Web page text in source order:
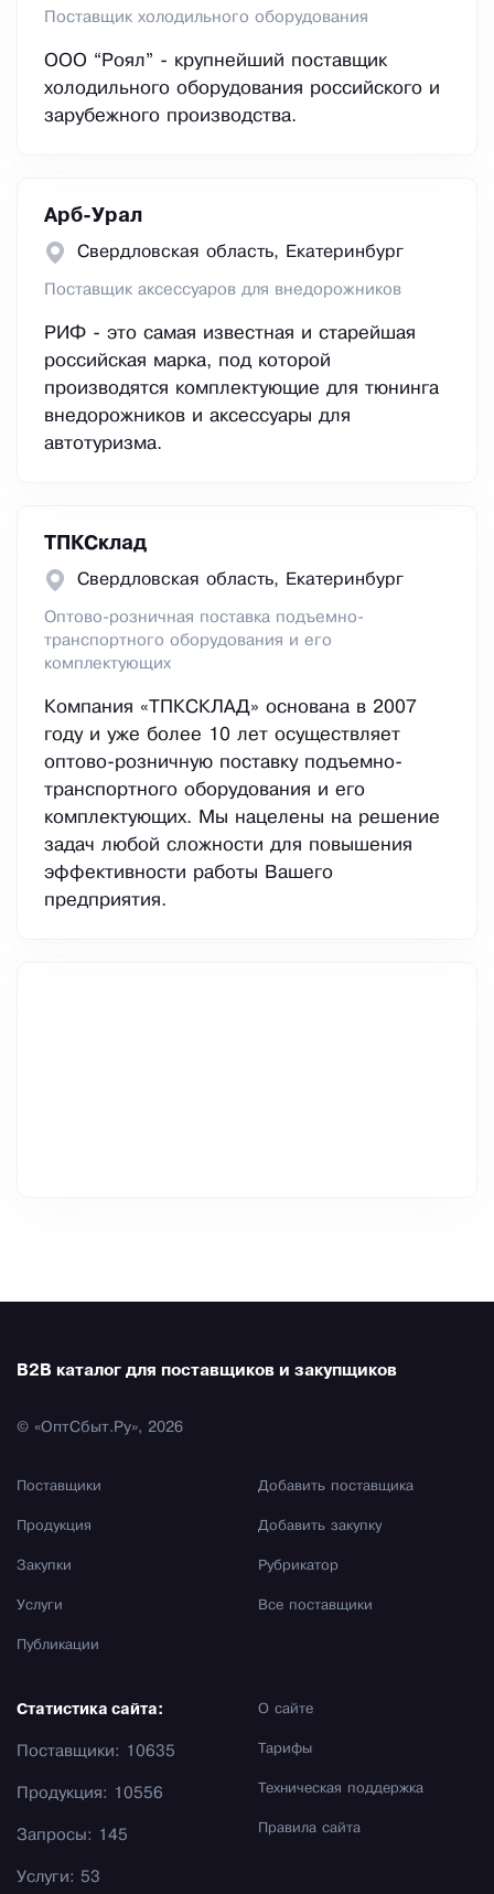
Поставщик холодильного оборудования
ООО “Роял” - крупнейший поставщик
холодильного оборудования российского и
зарубежного производства.
Арб-Урал
Свердловская область, Екатеринбург
Поставщик аксессуаров для внедорожников
РИФ - это самая известная и старейшая
российская марка, под которой
производятся комплектующие для тюнинга
внедорожников и аксессуары для
автотуризма.
ТПКСклад
Свердловская область, Екатеринбург
Оптово-розничная поставка подъемно-
транспортного оборудования и его
комплектующих
Компания «ТПКСКЛАД» основана в 2007
году и уже более 10 лет осуществляет
оптово-розничную поставку подъемно-
транспортного оборудования и его
комплектующих. Мы нацелены на решение
задач любой сложности для повышения
эффективности работы Вашего
предприятия.
B2B каталог для поставщиков и закупщиков
© «ОптСбыт.Ру», 2026
Поставщики
Продукция
Закупки
Услуги
Публикации
Добавить поставщика
Добавить закупку
Рубрикатор
Все поставщики
О сайте
Тарифы
Техническая поддержка
Правила сайта
Статистика сайта:
Поставщики: 10635
Продукция: 10556
Запросы: 145
Услуги: 53